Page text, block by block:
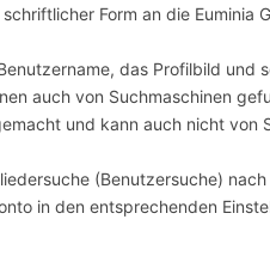
Form an die Euminia
das Profilbild und
auch von Suchmaschinen
und kann auch nicht von
(Benutzersuche) nach
in den entsprechenden